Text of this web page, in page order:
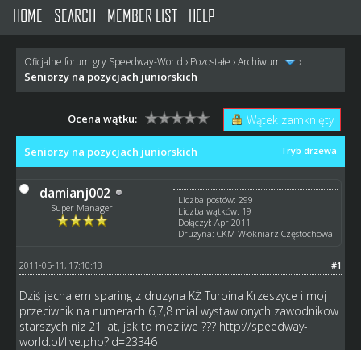
HOME SEARCH MEMBER LIST HELP
Oficjalne forum gry Speedway-World › Pozostałe ›Archiwum ›
Seniorzy na pozycjach juniorskich
Wątek zamknięty
Ocena wątku:
Tryb drzewa
Seniorzy na pozycjach juniorskich
damianj002
Super Manager
Liczba postów: 299
Liczba wątków: 19
Dołączył: Apr 2011
Drużyna: CKM Włókniarz Częstochowa
#1
2011-05-11, 17:10:13
Dziś jechalem sparing z druzyna KŻ Turbina Krzeszyce i moj
przeciwnik na numerach 6,7,8 mial wystawionych zawodnikow
starszych niz 21 lat, jak to mozliwe ??? http://speedway-
world.pl/live.php?id=23346